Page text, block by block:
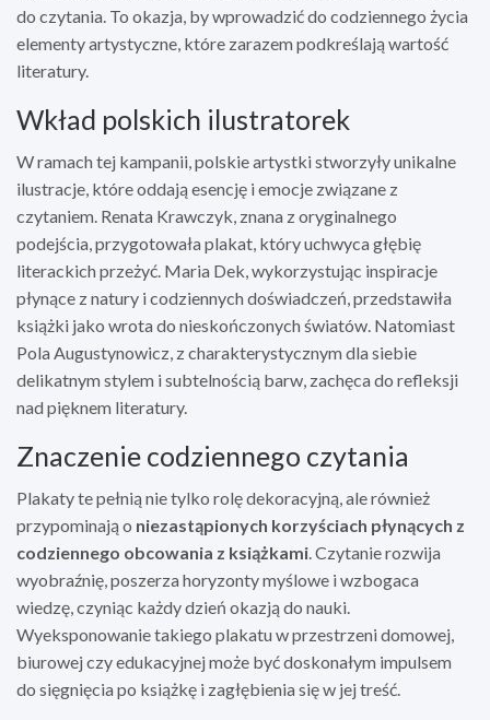
do czytania. To okazja, by wprowadzić do codziennego życia
elementy artystyczne, które zarazem podkreślają wartość
literatury.
Wkład polskich ilustratorek
W ramach tej kampanii, polskie artystki stworzyły unikalne
ilustracje, które oddają esencję i emocje związane z
czytaniem. Renata Krawczyk, znana z oryginalnego
podejścia, przygotowała plakat, który uchwyca głębię
literackich przeżyć. Maria Dek, wykorzystując inspiracje
płynące z natury i codziennych doświadczeń, przedstawiła
książki jako wrota do nieskończonych światów. Natomiast
Pola Augustynowicz, z charakterystycznym dla siebie
delikatnym stylem i subtelnością barw, zachęca do refleksji
nad pięknem literatury.
Znaczenie codziennego czytania
Plakaty te pełnią nie tylko rolę dekoracyjną, ale również
przypominają o niezastąpionych korzyściach płynących z
codziennego obcowania z książkami . Czytanie rozwija
wyobraźnię, poszerza horyzonty myślowe i wzbogaca
wiedzę, czyniąc każdy dzień okazją do nauki.
Wyeksponowanie takiego plakatu w przestrzeni domowej,
biurowej czy edukacyjnej może być doskonałym impulsem
do sięgnięcia po książkę i zagłębienia się w jej treść.